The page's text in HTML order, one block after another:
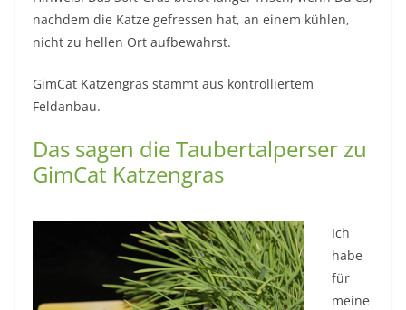
nachdem die Katze gefressen hat, an einem kühlen,
nicht zu hellen Ort aufbewahrst.
GimCat Katzengras stammt aus kontrolliertem
Feldanbau.
Das sagen die Taubertalperser zu
GimCat Katzengras
Ich
habe
für
meine